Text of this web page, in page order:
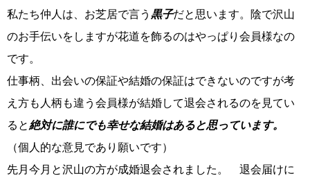
お問い合わせ 会員様の声
私たち仲人は、お芝居で言う 黒子だと思います。陰で沢山
のお手伝いをしますが花道を飾るのはやっぱり会員様なの
です。
仕事柄、出会いの保証や結婚の保証はできないのですが考
え方も人柄も違う会員様が結婚して退会されるのを見てい
ると絶対に誰にでも幸せな結婚はあると思っています。
（個人的な意見であり願いです）
先月今月と沢山の方が成婚退会されました。 退会届けに